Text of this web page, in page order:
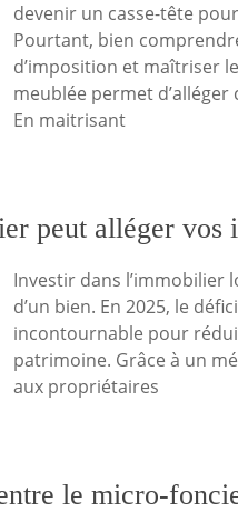
devenir un casse-tête
Pourtant, bien
d’imposition et maîtriser
meublée permet
En maitrisant
peut alléger vos
Investir dans l’immobilier
d’un bien. En 2025, le
incontournable pour
patrimoine. Grâce à un
aux propriétaires
le micro-